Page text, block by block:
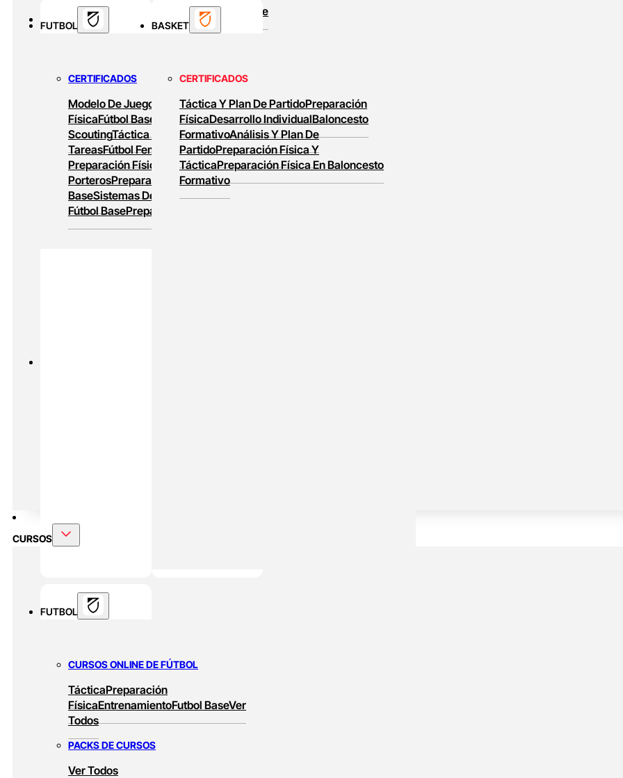
Curso Universitario Técnico En Padel De
Alto Rendimiento
BASKET
MASTERS ONLINE
Baloncesto Formativo
Preparación Física
En BaloncestoBaloncesto De Alto
Rendimiento
FUTBOL
CERTIFICADOS
Modelo De Juego
Preparación
FísicaFútbol Base
Análisis Y
ScoutingTáctica OfensivaDiseño De
TareasFútbol FemeninoTareas De
Preparación Física
Entrenamiento De
PorterosPreparación Física En Fútbol
BaseSistemas De JuegoEntrenamiento En
Fútbol BasePreparación Física Y Táctica
BASKET
CERTIFICADOS
Táctica Y Plan De PartidoPreparación
FísicaDesarrollo IndividualBaloncesto
FormativoAnálisis Y Plan De
PartidoPreparación Física Y
TácticaPreparación Física En Baloncesto
Formativo
CURSOS
FUTBOL
CURSOS ONLINE DE FÚTBOL
TácticaPreparación
FísicaEntrenamientoFutbol BaseVer
Todos
PACKS DE CURSOS
Ver Todos